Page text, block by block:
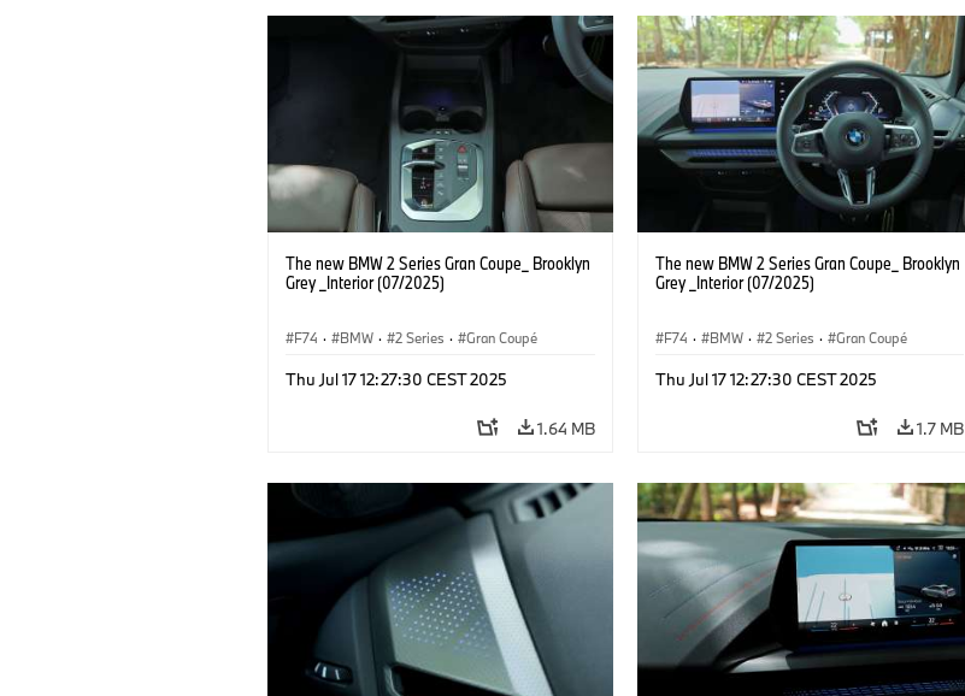
The new BMW 2 Series Gran Coupe_ Brooklyn
Grey _Interior (07/2025)
F74 · BMW · 2 Series · Gran Coupé
Thu Jul 17 12:27:30 CEST 2025
1.64 MB
The new BMW 2 Series Gran Coupe_ Brooklyn
Grey _Interior (07/2025)
F74 · BMW · 2 Series · Gran Coupé
Thu Jul 17 12:27:30 CEST 2025
1.7 MB